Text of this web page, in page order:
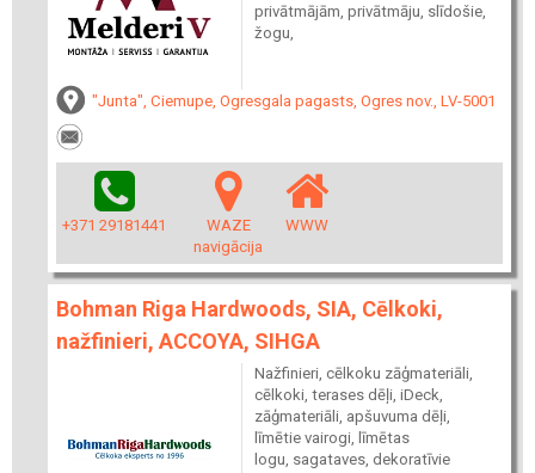
privātmājām, privātmāju, slīdošie,
žogu,
"Junta", Ciemupe, Ogresgala pagasts, Ogres nov., LV-5001
+371 29181441
WAZE
navigācija
WWW
Bohman Riga Hardwoods, SIA, Cēlkoki,
nažfinieri, ACCOYA, SIHGA
Nažfinieri, cēlkoku zāģmateriāli,
cēlkoki, terases dēļi, iDeck,
zāģmateriāli, apšuvuma dēļi,
līmētie vairogi, līmētas
logu, sagataves, dekoratīvie